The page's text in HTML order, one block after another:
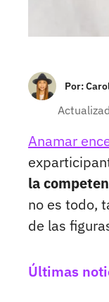
Por:
Anamar
la
no es todo,
de las
Últimas